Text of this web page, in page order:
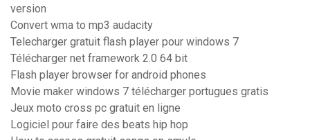
version
Convert wma to mp3 audacity
Telecharger gratuit flash player pour windows 7
Télécharger net framework 2.0 64 bit
Flash player browser for android phones
Movie maker windows 7 télécharger portugues gratis
Jeux moto cross pc gratuit en ligne
Logiciel pour faire des beats hip hop